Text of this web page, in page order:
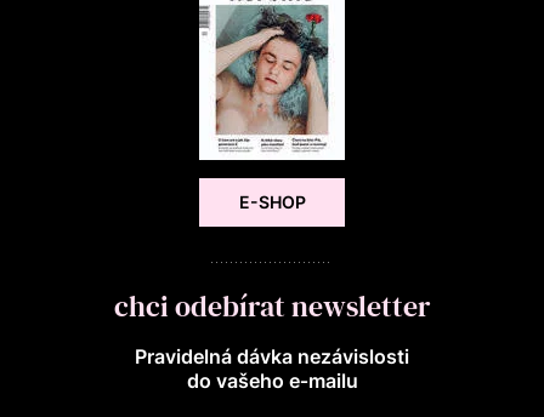
E-SHOP
chci odebírat newsletter
Pravidelná dávka nezávislosti
do vašeho e‑mailu